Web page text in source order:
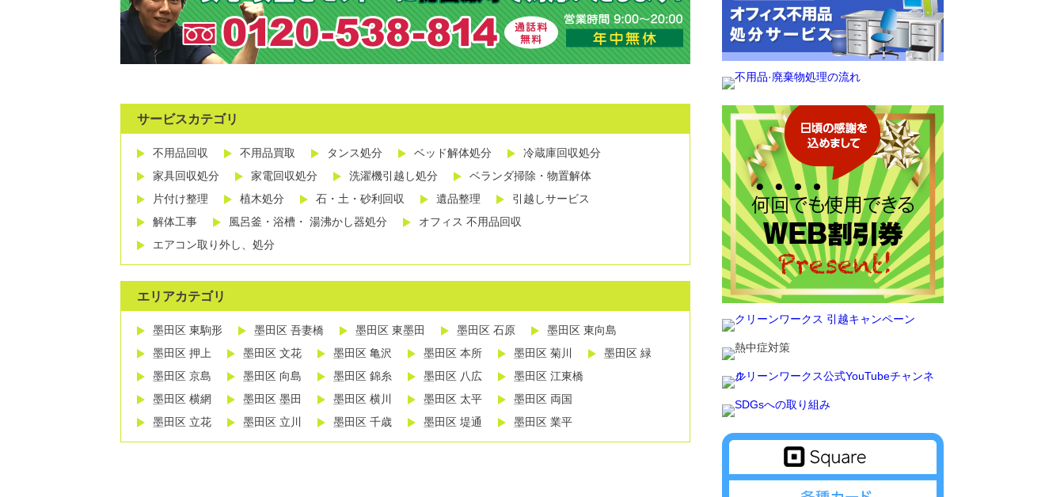
サービスカテゴリ
不用品回収 不用品買取 タンス処分 ベッド解体処分
冷蔵庫回収処分
家具回収処分
家電回収処分 洗濯機引越し処分
ベランダ掃除・物置解体
片付け整理
植木処分 石・土・砂利回収 遺品整理
引越しサービス
解体工事
風呂釜・浴槽・ 湯沸かし器処分
オフィス 不用品回収
エアコン取り外し、処分
エリアカテゴリ
墨田区 東駒形 墨田区 吾妻橋 墨田区 東墨田 墨田区 石原
墨田区 東向島
墨田区 押上
墨田区 文花 墨田区 亀沢 墨田区 本所 墨田区 菊川
墨田区 緑
墨田区 京島
墨田区 向島 墨田区 錦糸 墨田区 八広
墨田区 江東橋
墨田区 横網
墨田区 墨田 墨田区 横川 墨田区 太平
墨田区 両国
墨田区 立花
墨田区 立川 墨田区 千歳 墨田区 堤通 墨田区 業平